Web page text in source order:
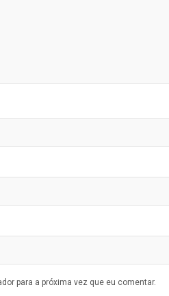
para a próxima vez que eu comentar.